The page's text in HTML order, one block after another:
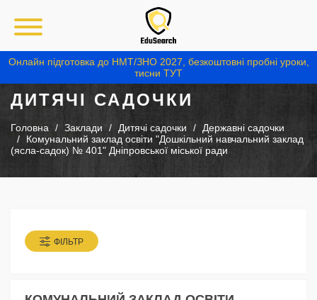
Онлайн підготовка до НМТ/ЗНО 2027, безкоштовні пробні уроки,
тисни ТУТ
ДИТЯЧІ САДОЧКИ
Головна Заклади Дитячі садочки
Державні садочки
Комунальний заклад освіти "Дошкільний навчальний заклад
(ясла-садок) № 401" Дніпровської міської ради
ФІЛЬТР